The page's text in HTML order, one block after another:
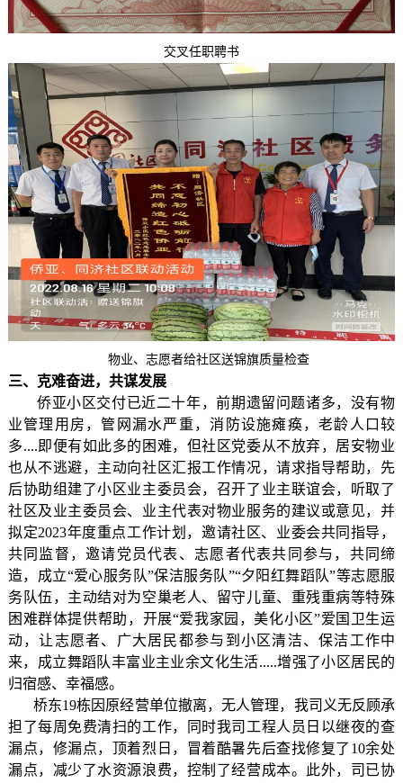
交叉任职聘书
物业、志愿者给社区送锦旗质量检查
三、克难奋进，共谋发展
侨亚小区交付已近二十年，前期遗留问题诸多，没有物
业管理用房，管网漏水严重，消防设施瘫痪，老龄人口较
多....即便有如此多的困难，但社区党委从不放弃，居安物业
也从不逃避，主动向社区汇报工作情况，请求指导帮助，先
后协助组建了小区业主委员会，召开了业主联谊会，听取了
社区及业主委员会、业主代表对物业服务的建议或意见，并
拟定2023年度重点工作计划，邀请社区、业委会共同指导，
共同监督，邀请党员代表、志愿者代表共同参与，共同缔
造，成立“爱心服务队”保洁服务队”“夕阳红舞蹈队”等志愿服
务队伍，主动结对为空巢老人、留守儿童、重残重病等特殊
困难群体提供帮助，开展“爱我家园，美化小区”爱国卫生运
动，让志愿者、广大居民都参与到小区清洁、保洁工作中
来，成立舞蹈队丰富业主业余文化生活.....增强了小区居民的
归宿感、幸福感。
桥东19栋因原经营单位撤离，无人管理，我司义无反顾承
担了每周免费清扫的工作，同时我司工程人员日以继夜的查
漏点，修漏点，顶着烈日，冒着酷暑先后查找修复了10余处
漏点，减少了水资源浪费，控制了经营成本。此外，司已协